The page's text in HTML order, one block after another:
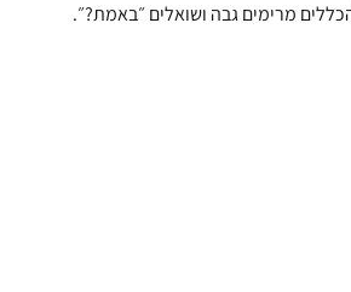
מרימים גבה ושואלים ״באמת?״.